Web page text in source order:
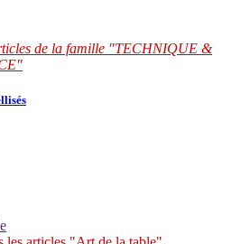
de la famille "TECHNIQUE &